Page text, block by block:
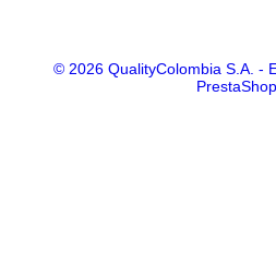
© 2026 QualityColombia S.A. -